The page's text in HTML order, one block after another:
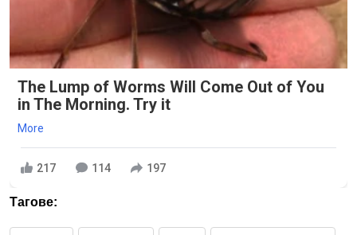
The Lump of Worms Will Come Out of You
in The Morning. Try it
More
217 114 197
Тагове: